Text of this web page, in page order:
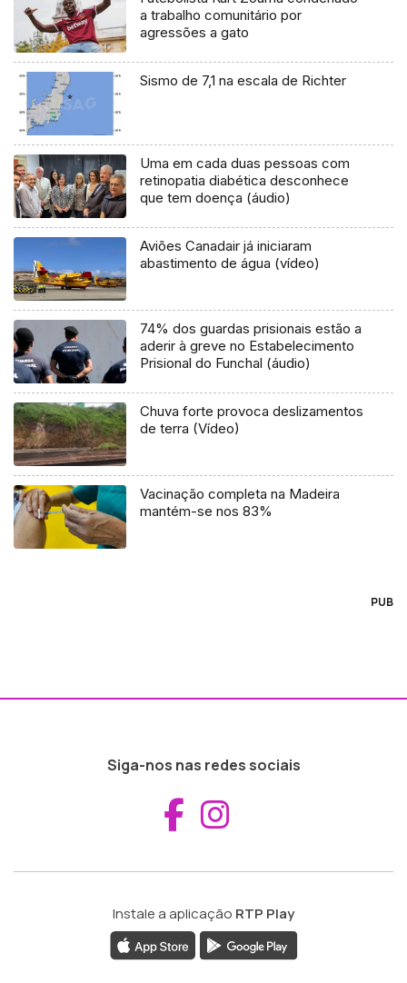
a trabalho comunitário por
agressões a gato
Sismo de 7,1 na escala de Richter
Uma em cada duas pessoas com
retinopatia diabética desconhece
que tem doença (áudio)
Aviões Canadair já iniciaram
abastimento de água (vídeo)
74% dos guardas prisionais estão a
aderir à greve no Estabelecimento
Prisional do Funchal (áudio)
Chuva forte provoca deslizamentos
de terra (Vídeo)
Vacinação completa na Madeira
mantém-se nos 83%
PUB
Siga-nos nas redes sociais
Aceder ao
Instale a aplicação RTP Play